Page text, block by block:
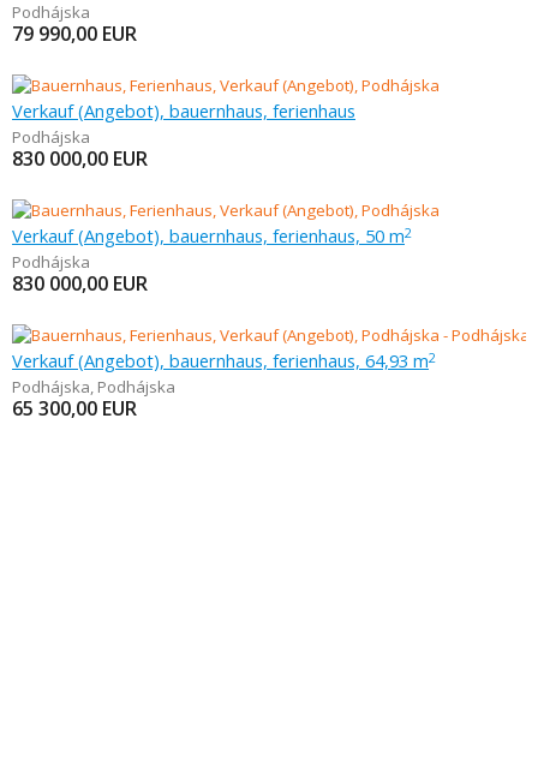
Podhájska
79 990,00 EUR
Verkauf (Angebot), bauernhaus, ferienhaus
Podhájska
830 000,00 EUR
Verkauf (Angebot), bauernhaus, ferienhaus, 50 m2
Podhájska
830 000,00 EUR
Verkauf (Angebot), bauernhaus, ferienhaus, 64,93 m2
Podhájska, Podhájska
65 300,00 EUR